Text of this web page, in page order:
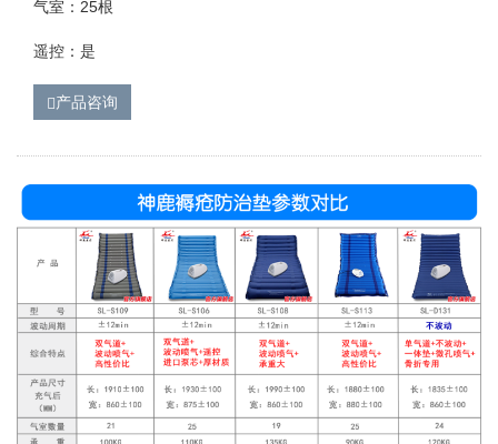
气室：25根
遥控：是
产品咨询